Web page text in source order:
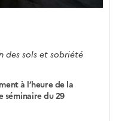
sols et sobriété
à l’heure de la
séminaire du 29